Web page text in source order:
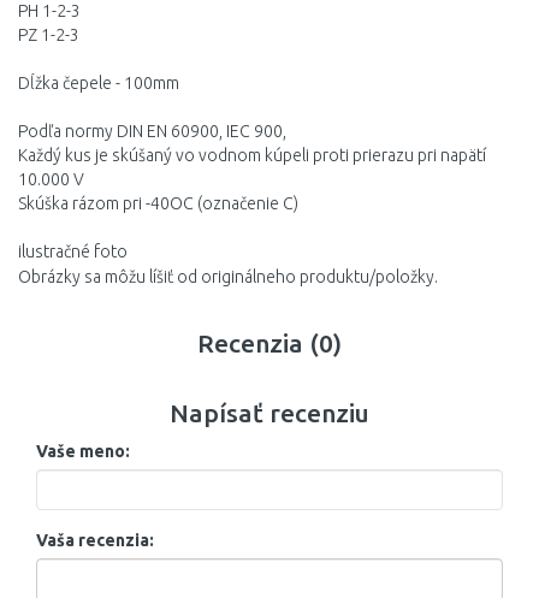
PH 1-2-3
PZ 1-2-3
Dĺžka čepele - 100mm
Podľa normy DIN EN 60900, IEC 900,
Každý kus je skúšaný vo vodnom kúpeli proti prierazu pri napätí
10.000 V
Skúška rázom pri -40OC (označenie C)
ilustračné foto
Obrázky sa môžu líšiť od originálneho produktu/položky.
Recenzia (0)
Napísať recenziu
Vaše meno:
Vaša recenzia: